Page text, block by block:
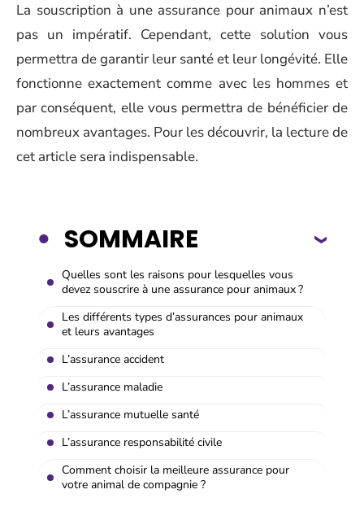
La souscription à une assurance pour animaux n’est
pas un impératif. Cependant, cette solution vous
permettra de garantir leur santé et leur longévité. Elle
fonctionne exactement comme avec les hommes et
par conséquent, elle vous permettra de bénéficier de
nombreux avantages. Pour les découvrir, la lecture de
cet article sera indispensable.
SOMMAIRE
Quelles sont les raisons pour lesquelles vous
devez souscrire à une assurance pour animaux ?
Les différents types d’assurances pour animaux
et leurs avantages
L’assurance accident
L’assurance maladie
L’assurance mutuelle santé
L’assurance responsabilité civile
Comment choisir la meilleure assurance pour
votre animal de compagnie ?